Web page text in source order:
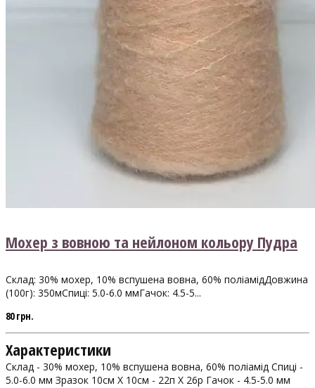
Мохер з вовною та нейлоном кольору Пудра
Склад: 30% мохер, 10% вспушена вовна, 60% поліамідДовжина
(100г): 350мСпиці: 5.0-6.0 ммГачок: 4.5-5...
80 грн.
Характеристики
Склад - 30% мохер, 10% вспушена вовна, 60% поліамід Спиці -
5.0-6.0 мм Зразок 10см Х 10см - 22п X 26р Гачок - 4.5-5.0 мм